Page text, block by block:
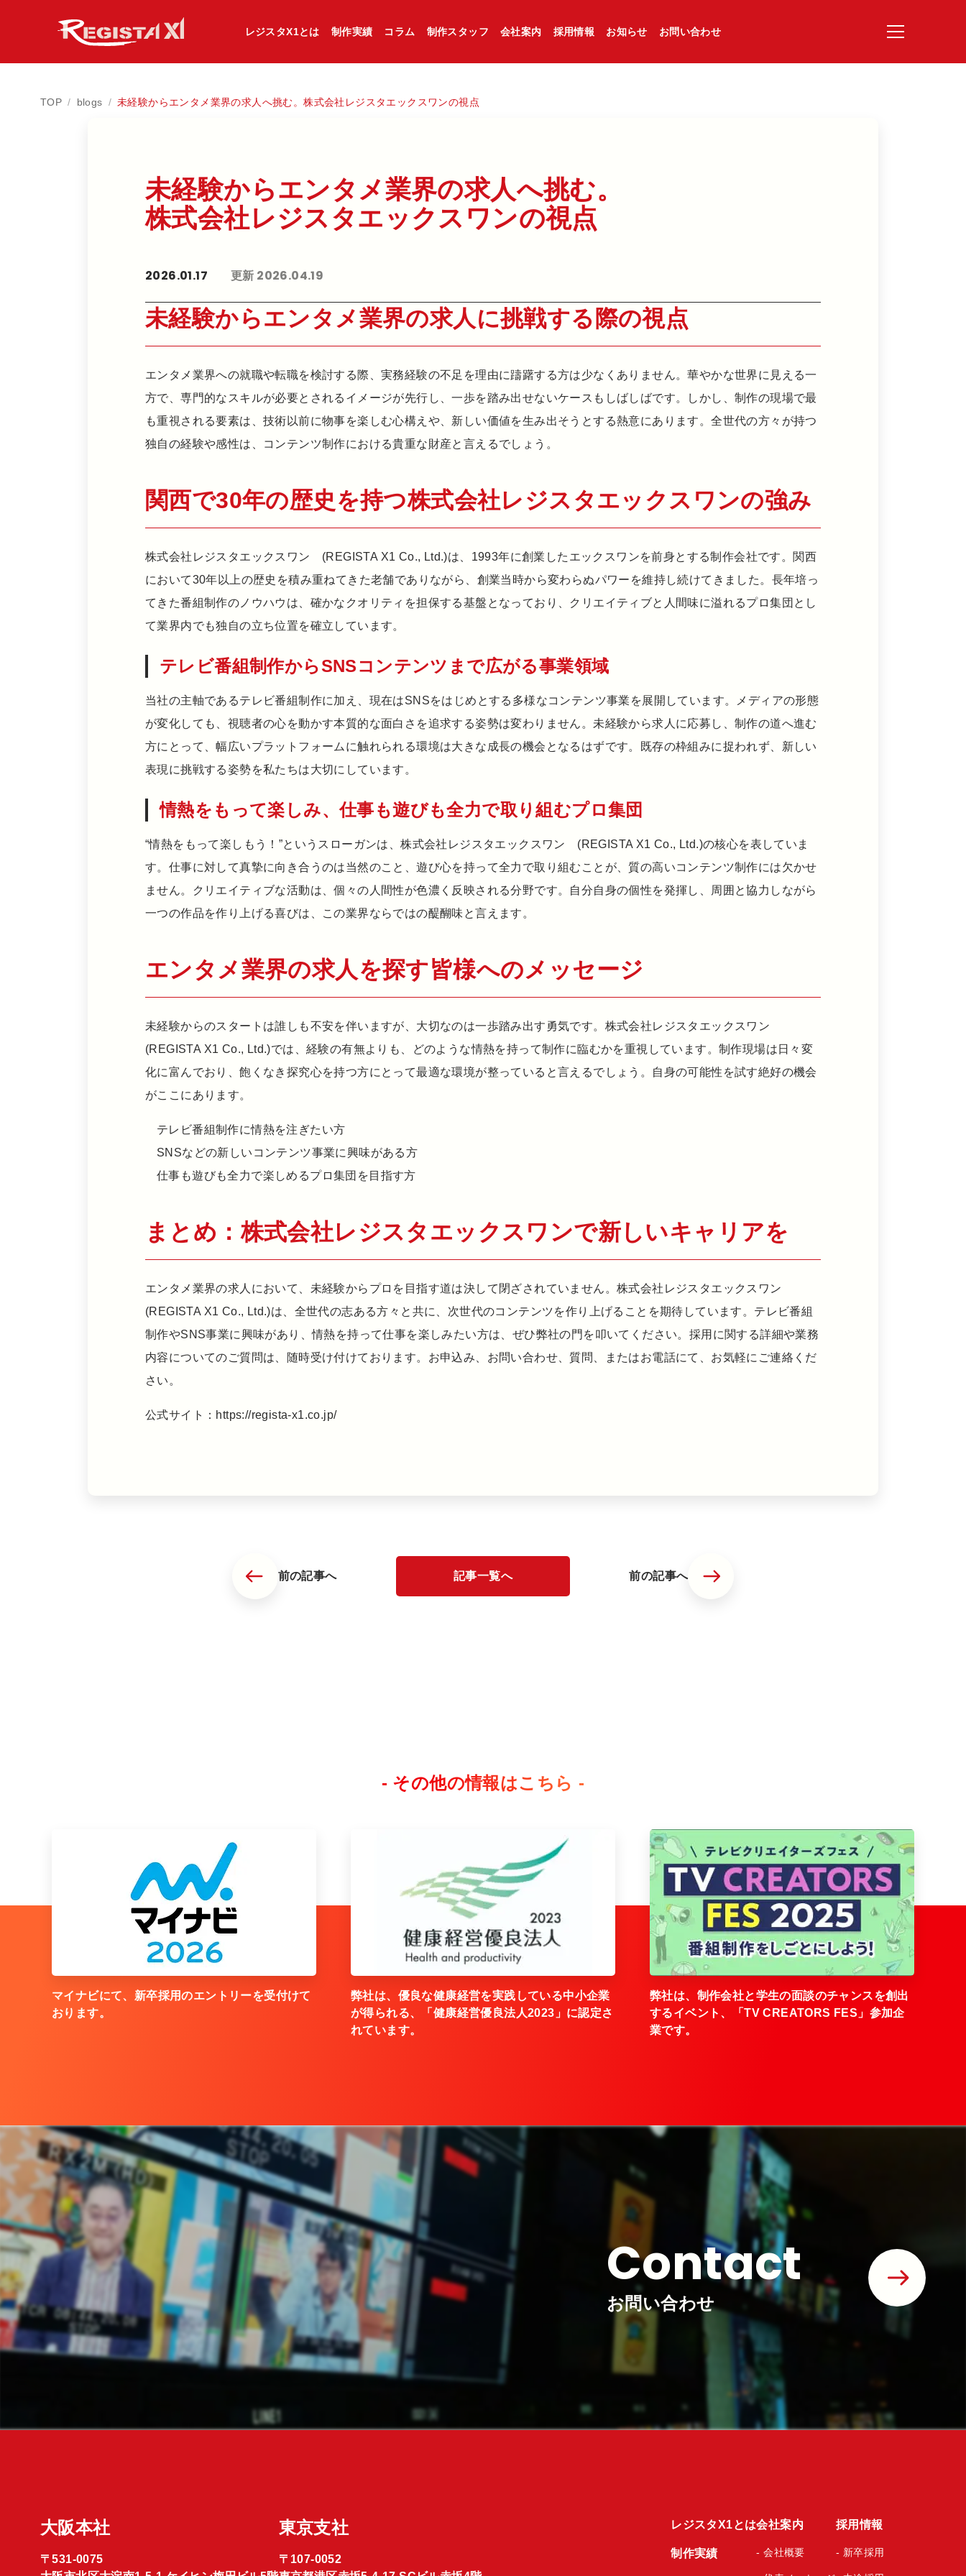
レジスタX1とは 制作実績 コラム 制作スタッフ 会社案内 採用情報 お知らせ お問い合わせ
TOP / blogs / 未経験からエンタメ業界の求人へ挑む。株式会社レジスタエックスワンの視点
未経験から​エンタメ業界の​求人へ​挑む。​
株式会社レジスタエックスワンの​視点
2026.01.17 更新 2026.04.19
未経験からエンタメ業界の求人に挑戦する際の視点
エンタメ業界への就職や転職を検討する際、実務経験の不足を理由に躊躇する方は少なくありません。華やかな世界に見える一
方で、専門的なスキルが必要とされるイメージが先行し、一歩を踏み出せないケースもしばしばです。しかし、制作の現場で最
も重視される要素は、技術以前に物事を楽しむ心構えや、新しい価値を生み出そうとする熱意にあります。全世代の方々が持つ
独自の経験や感性は、コンテンツ制作における貴重な財産と言えるでしょう。
関西で30年の歴史を持つ株式会社レジスタエックスワンの強み
株式会社レジスタエックスワン (REGISTA X1 Co., Ltd.)は、1993年に創業したエックスワンを前身とする制作会社です。関西
において30年以上の歴史を積み重ねてきた老舗でありながら、創業当時から変わらぬパワーを維持し続けてきました。長年培っ
てきた番組制作のノウハウは、確かなクオリティを担保する基盤となっており、クリエイティブと人間味に溢れるプロ集団とし
て業界内でも独自の立ち位置を確立しています。
テレビ番組制作からSNSコンテンツまで広がる事業領域
当社の主軸であるテレビ番組制作に加え、現在はSNSをはじめとする多様なコンテンツ事業を展開しています。メディアの形態
が変化しても、視聴者の心を動かす本質的な面白さを追求する姿勢は変わりません。未経験から求人に応募し、制作の道へ進む
方にとって、幅広いプラットフォームに触れられる環境は大きな成長の機会となるはずです。既存の枠組みに捉われず、新しい
表現に挑戦する姿勢を私たちは大切にしています。
情熱をもって楽しみ、仕事も遊びも全力で取り組むプロ集団
“情熱をもって楽しもう！”というスローガンは、株式会社レジスタエックスワン (REGISTA X1 Co., Ltd.)の核心を表していま
す。仕事に対して真摯に向き合うのは当然のこと、遊び心を持って全力で取り組むことが、質の高いコンテンツ制作には欠かせ
ません。クリエイティブな活動は、個々の人間性が色濃く反映される分野です。自分自身の個性を発揮し、周囲と協力しながら
一つの作品を作り上げる喜びは、この業界ならではの醍醐味と言えます。
エンタメ業界の求人を探す皆様へのメッセージ
未経験からのスタートは誰しも不安を伴いますが、大切なのは一歩踏み出す勇気です。株式会社レジスタエックスワン
(REGISTA X1 Co., Ltd.)では、経験の有無よりも、どのような情熱を持って制作に臨むかを重視しています。制作現場は日々変
化に富んでおり、飽くなき探究心を持つ方にとって最適な環境が整っていると言えるでしょう。自身の可能性を試す絶好の機会
がここにあります。
テレビ番組制作に情熱を注ぎたい方
SNSなどの新しいコンテンツ事業に興味がある方
仕事も遊びも全力で楽しめるプロ集団を目指す方
まとめ：株式会社レジスタエックスワンで新しいキャリアを
エンタメ業界の求人において、未経験からプロを目指す道は決して閉ざされていません。株式会社レジスタエックスワン
(REGISTA X1 Co., Ltd.)は、全世代の志ある方々と共に、次世代のコンテンツを作り上げることを期待しています。テレビ番組
制作やSNS事業に興味があり、情熱を持って仕事を楽しみたい方は、ぜひ弊社の門を叩いてください。採用に関する詳細や業務
内容についてのご質問は、随時受け付けております。お申込み、お問い合わせ、質問、またはお電話にて、お気軽にご連絡くだ
さい。
公式サイト：https://regista-x1.co.jp/
前の記事へ 記事一覧へ 前の記事へ
- その他の情報はこちら -
マイナビにて、新卒採用のエントリーを受付けて
おります。
弊社は、優良な健康経営を実践している中小企業
が得られる、「健康経営優良法人2023」に認定さ
れています。
弊社は、制作会社と学生の面談のチャンスを創出
するイベント、「TV CREATORS FES」参加企
業です。
Contact
お問い合わせ
レジスタX1とは
制作実績
会社案内
- 会社概要
採用情報
- 新卒採用
大阪本社
〒531-0075
東京支社
〒107-0052